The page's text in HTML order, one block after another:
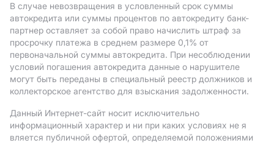
В случае невозвращения в условленный срок суммы
автокредита или суммы процентов по автокредиту банк-
партнер оставляет за собой право начислить штраф за
просрочку платежа в среднем размере 0,1% от
первоначальной суммы автокредита. При несоблюдении
условий погашения автокредита данные о нарушителе
могут быть переданы в специальный реестр должников и
коллекторское агентство для взыскания задолженности.
Данный Интернет-сайт носит исключительно
информационный характер и ни при каких условиях не я
вляется публичной офертой, определяемой положениями